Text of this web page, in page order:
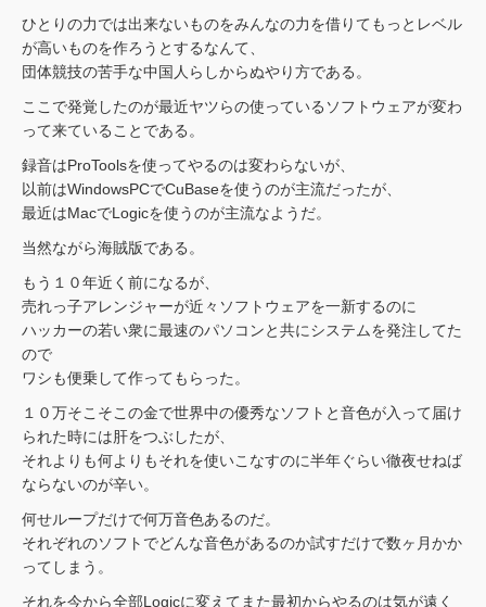
ひとりの力では出来ないものをみんなの力を借りてもっとレベル
が高いものを作ろうとするなんて、
団体競技の苦手な中国人らしからぬやり方である。
ここで発覚したのが最近ヤツらの使っているソフトウェアが変わ
って来ていることである。
録音はProToolsを使ってやるのは変わらないが、
以前はWindowsPCでCuBaseを使うのが主流だったが、
最近はMacでLogicを使うのが主流なようだ。
当然ながら海賊版である。
もう１０年近く前になるが、
売れっ子アレンジャーが近々ソフトウェアを一新するのに
ハッカーの若い衆に最速のパソコンと共にシステムを発注してた
ので
ワシも便乗して作ってもらった。
１０万そこそこの金で世界中の優秀なソフトと音色が入って届け
られた時には肝をつぶしたが、
それよりも何よりもそれを使いこなすのに半年ぐらい徹夜せねば
ならないのが辛い。
何せループだけで何万音色あるのだ。
それぞれのソフトでどんな音色があるのか試すだけで数ヶ月かか
ってしまう。
それを今から全部Logicに変えてまた最初からやるのは気が遠く